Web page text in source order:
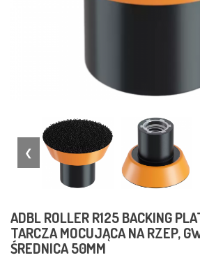
❮
ADBL ROLLER R125 BACKING
TARCZA MOCUJĄCA NA RZEP,
ŚREDNICA 50MM